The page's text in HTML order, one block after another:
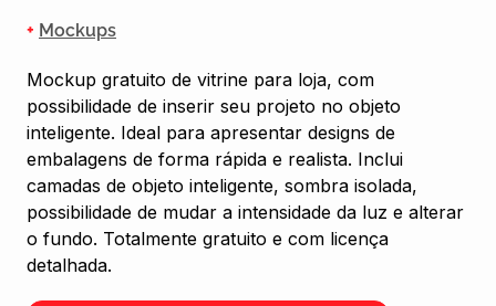
+ Mockups
Mockup gratuito de vitrine para loja, com
possibilidade de inserir seu projeto no objeto
inteligente. Ideal para apresentar designs de
embalagens de forma rápida e realista. Inclui
camadas de objeto inteligente, sombra isolada,
possibilidade de mudar a intensidade da luz e alterar
o fundo. Totalmente gratuito e com licença
detalhada.